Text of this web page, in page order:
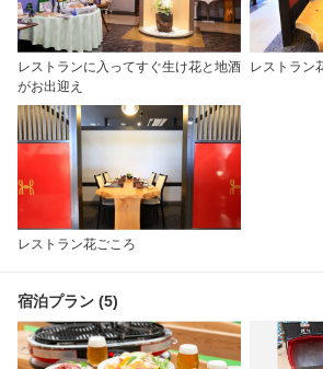
レストランに入ってすぐ生け花と地酒
がお出迎え
レストラン
レストラン花ごころ
宿泊プラン (5)